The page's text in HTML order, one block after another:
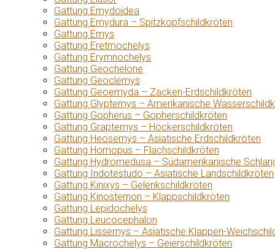
Gattung Emydoidea
Gattung Emydura – Spitzkopfschildkröten
Gattung Emys
Gattung Eretmochelys
Gattung Erymnochelys
Gattung Geochelone
Gattung Geoclemys
Gattung Geoemyda – Zacken-Erdschildkröten
Gattung Glyptemys – Amerikanische
Gattung Gopherus – Gopherschildkröten
Gattung Graptemys – Höckerschildkröten
Gattung Heosemys – Asiatische Erdschildkröten
Gattung Homopus – Flachschildkröten
Gattung Hydromedusa – Südamerikanische
Gattung Indotestudo – Asiatische Landschildkröten
Gattung Kinixys – Gelenkschildkröten
Gattung Kinosternon – Klappschildkröten
Gattung Lepidochelys
Gattung Leucocephalon
Gattung Lissemys – Asiatische Klappen-
Gattung Macrochelys – Geierschildkröten